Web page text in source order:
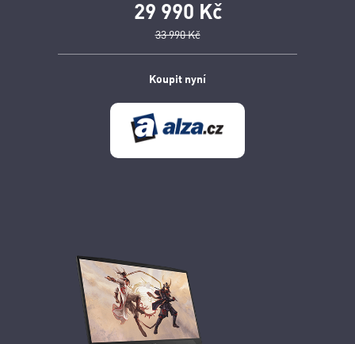
29 990 Kč
33 990 Kč
Koupit nyní